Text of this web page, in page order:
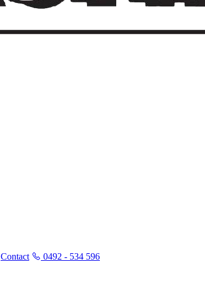
Contact 0492 - 534 596